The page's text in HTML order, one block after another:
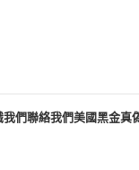
我們聯絡我們美國黑金真